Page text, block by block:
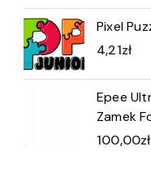
Pixel
4,21zł
Epee
Zamek
100,00zł